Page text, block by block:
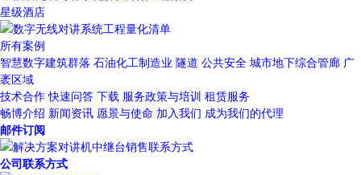
星级酒店
所有案例
智慧数字建筑群落 石油化工制造业 隧道 公共安全 城市地下综合管廊 广
袤区域
技术合作 快速问答 下载 服务政策与培训 租赁服务
畅博介绍 新闻资讯 愿景与使命 加入我们 成为我们的代理
邮件订阅
公司联系方式